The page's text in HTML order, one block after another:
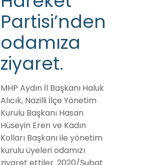
Partisi’nden
odamıza
ziyaret.
MHP Aydın İl Başkanı Haluk
Alıcık, Nazilli İlçe Yönetim
Kurulu Başkanı Hasan
Hüseyin Eren ve Kadın
Kolları Başkanı ile yönetim
kurulu üyeleri odamızı